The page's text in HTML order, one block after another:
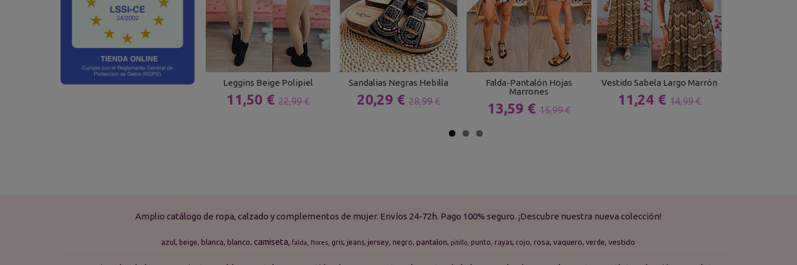
Leggins Beige Polipiel
11,50 € 22,99 €
Sandalias Negras Hebilla
20,29 € 28,99 €
Falda-Pantalón Hojas
Marrones
13,59 € 15,99 €
Vestido Sabela Largo Marrón
11,24 € 14,99 €
Amplio catálogo de ropa, calzado y complementos de mujer. Envíos 24-72h. Pago 100% seguro. ¡Descubre nuestra nueva colección!
azul beige blanca blanco camiseta falda flores gris jeans jersey negro pantalon pitillo punto rayas rojo rosa vaquero verde vestido